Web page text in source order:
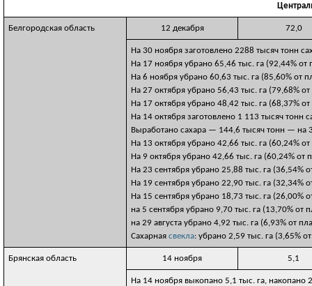
Белгородская область 12 декабря 72,0
На 30 ноября заготовлено 2288 тысяч тонн
На 17 ноября убрано 65,46 тыс. га (92,44%
На 6 ноября убрано 60,63 тыс. га (85,60% от
На 27 октября убрано 56,43 тыс. га (79,68%
На 17 октября убрано 48,42 тыс. га (68,37%
На 14 октября заготовлено 1 113 тысяч тонн
Выработано сахара — 144,6 тысяч тонн — на
На 13 октября убрано 42,66 тыс. га (60,24%
На 9 октября убрано 42,66 тыс. га (60,24%
На 23 сентября убрано 25,88 тыс. га (36,54%
На 19 сентября убрано 22,90 тыс. га (32,34%
На 15 сентября убрано 18,73 тыс. га (26,00%
на 5 сентября убрано 9,70 тыс. га (13,70%
на 29 августа убрано 4,92 тыс. га (6,93% от
Сахарная свекла: убрано 2,59 тыс. га (3,65%
Брянская область 14 ноября 5,1
На 14 ноября выкопано 5,1 тыс. га, накопано